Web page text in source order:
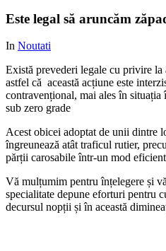
Este legal să aruncăm
In Noutati
Există prevederi legale cu privire la
astfel că această acțiune este
contravențional, mai ales în situația
sub zero grade
Acest obicei adoptat de unii dintre
îngreunează atât traficul rutier,
părții carosabile într-un mod
Vă mulțumim pentru înțelegere și
specialitate depune eforturi pentru
decursul nopții și în această